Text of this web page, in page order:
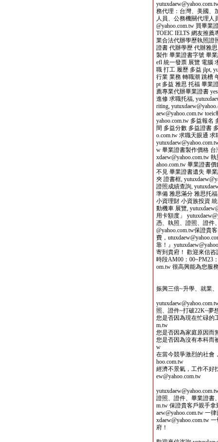
務代理：台灣、美國、
人員、公務機關代理人
@yahoo.com.tw 買畢業
TOEIC IELTS 網友推
業合法代辦學歷執照證
證書 代辦學歷 代辦雅
製作 畢業證書字號 畢業
efl 統一發票 展覽 電腦
職 打工 履歷 多益 jlpt,
行業 業務 轉職潮 跳槽
pt 多益 雅思 托福 畢業
薦專業代辦畢業證書
進修 求職托福,
riting,
aew@yahoo.com.tw
yahoo.com.tw 多益報
間 多益分數 多益證書
o.com.tw 求職天眼通
w 畢業證書製作價格
xdaew@yahoo.com.tw
ahoo.com.tw 畢業證書
不見 畢業證書遺失 畢業
夾 證書框,
證照成績查詢,
準備 雅思滿分 雅思托福
小資理財 小資族投資 統
動機車 展覽,
用卡額度」
憑、執照、證照、證件
@yahoo.com.tw保證貴
費，
靠！』
寄到貴府！ 歡迎來信咨
時段AM00：00~PM23
om.tw 很高興能為您服
振興三倍~升學、就業
照、證件~打破22K~夢
您是否因為現在忙碌的
m.tw
您是否因為家庭原因而
您是否因為沒有本科而
w
在當今競爭激烈的社會
hoo.com.tw
經濟不景氣，工作不好
ew@yahoo.com.tw
證照、證件、畢業證書
m.tw 保證貴客戶親手
aew@yahoo.com.tw 一
xdaew@yahoo.com.tw
府！